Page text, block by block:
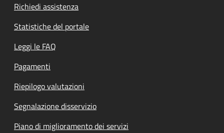
Richiedi assistenza
Statistiche del portale
Leggi le FAQ
Pagamenti
Riepilogo valutazioni
Segnalazione disservizio
Piano di miglioramento dei servizi